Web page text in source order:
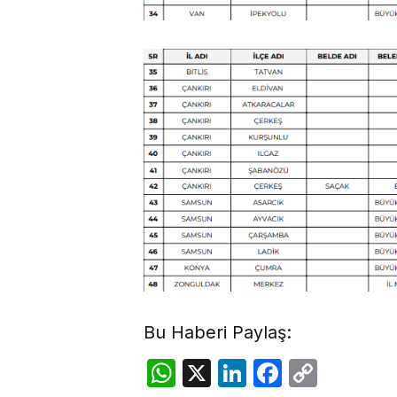
Bu Haberi Paylaş:
WhatsApp
X LinkedIn